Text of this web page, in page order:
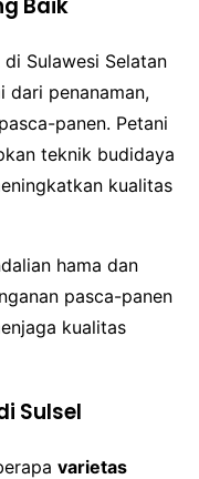
Baik
Sulawesi Selatan
dari penanaman,
panen. Petani
teknik budidaya
kualitas
hama dan
pasca-panen
kualitas
Sulsel
varietas